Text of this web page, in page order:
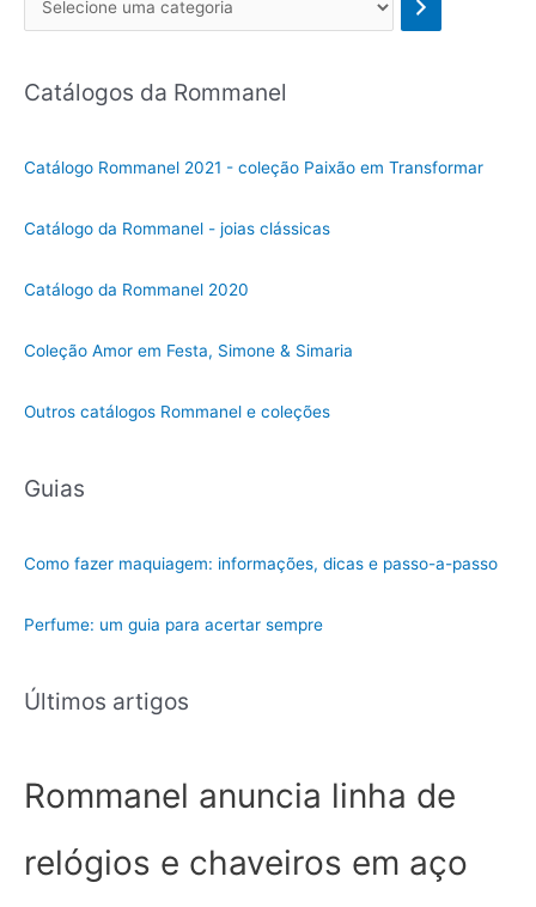
l
c
t
o
i
Catálogos da Rommanel
Catálogo Rommanel 2021 - coleção Paixão em Transformar
Catálogo da Rommanel - joias clássicas
Catálogo da Rommanel 2020
Coleção Amor em Festa, Simone & Simaria
Outros catálogos Rommanel e coleções
Guias
Como fazer maquiagem: informações, dicas e passo-a-passo
Perfume: um guia para acertar sempre
Últimos artigos
Rommanel anuncia linha de
relógios e chaveiros em aço